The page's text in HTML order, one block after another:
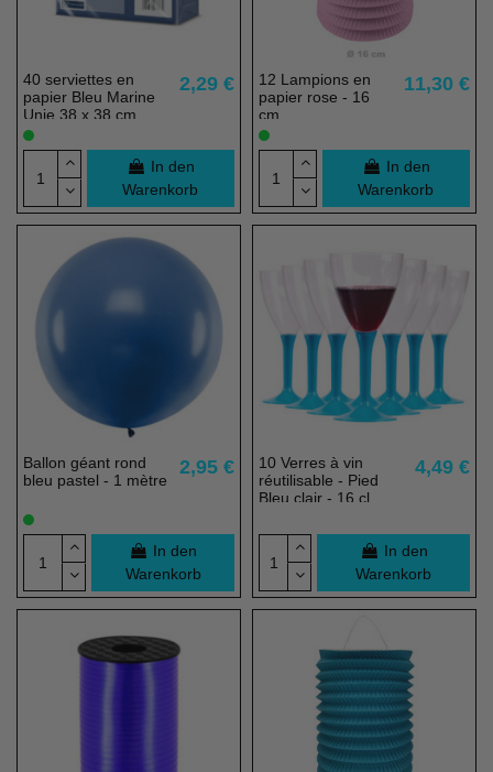
40 serviettes en
papier Bleu Marine
Unie 38 x 38 cm
2,29 €
In den
Warenkorb
12 Lampions en
papier rose - 16
cm
11,30 €
In den
Warenkorb
Ballon géant rond
bleu pastel - 1 mètre
2,95 €
In den
Warenkorb
10 Verres à vin
réutilisable - Pied
Bleu clair - 16 cl
4,49 €
In den
Warenkorb